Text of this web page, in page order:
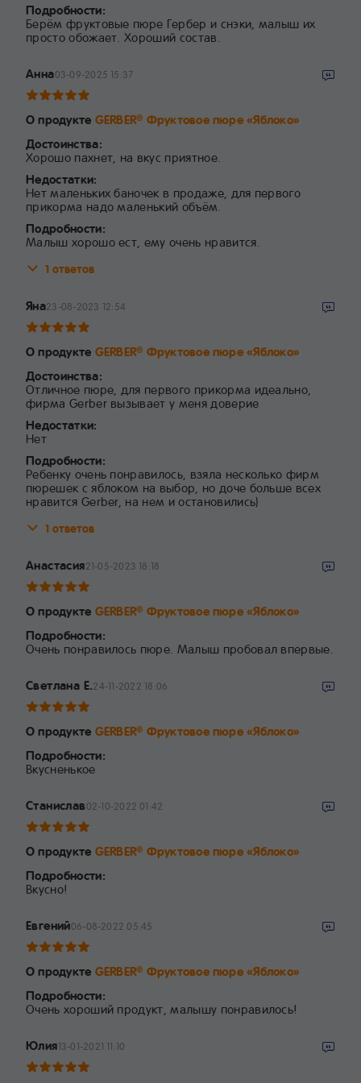
Подробности:
Берём фруктовые пюре Гербер и снэки, малыш их
просто обожает. Хороший состав.
Анна03-09-2025 15:37
О продукте GERBER® Фруктовое пюре «Яблоко»
Достоинства:
Хорошо пахнет, на вкус приятное.
Недостатки:
Нет маленьких баночек в продаже, для первого
прикорма надо маленький объём.
Подробности:
Малыш хорошо ест, ему очень нравится.
1 ответов
Яна23-08-2023 12:54
О продукте GERBER® Фруктовое пюре «Яблоко»
Достоинства:
Отличное пюре, для первого прикорма идеально,
фирма Gerber вызывает у меня доверие
Недостатки:
Нет
Подробности:
Ребенку очень понравилось, взяла несколько фирм
пюрешек с яблоком на выбор, но доче больше всех
нравится Gerber, на нем и остановились)
1 ответов
Анастасия21-05-2023 18:18
О продукте GERBER® Фруктовое пюре «Яблоко»
Подробности:
Очень понравилось пюре. Малыш пробовал впервые.
Светлана Е.24-11-2022 18:06
О продукте GERBER® Фруктовое пюре «Яблоко»
Подробности:
Вкусненькое
Станислав02-10-2022 01:42
О продукте GERBER® Фруктовое пюре «Яблоко»
Подробности:
Вкусно!
Евгений06-08-2022 05:45
О продукте GERBER® Фруктовое пюре «Яблоко»
Подробности:
Очень хороший продукт, малышу понравилось!
Юлия13-01-2021 11:10